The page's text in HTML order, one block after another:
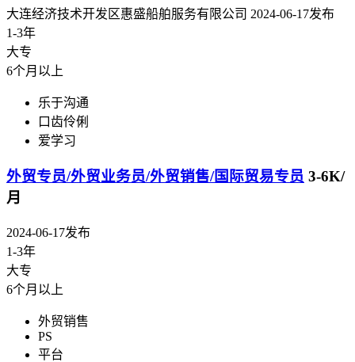
大连经济技术开发区惠盛船舶服务有限公司 2024-06-17发布
1-3年
大专
6个月以上
乐于沟通
口齿伶俐
爱学习
外贸专员/外贸业务员/外贸销售/国际贸易专员 3-6K/
月
2024-06-17发布
1-3年
大专
6个月以上
外贸销售
PS
平台